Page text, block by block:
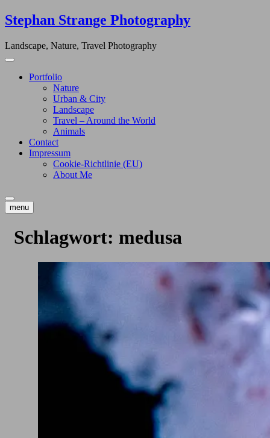
Skip
to
Stephan Strange Photography
Landscape, Nature, Travel Photography
Portfolio
Nature
Urban & City
Landscape
Travel – Around the World
Animals
Contact
Impressum
Cookie-Richtlinie (EU)
About Me
menu
Schlagwort: medusa